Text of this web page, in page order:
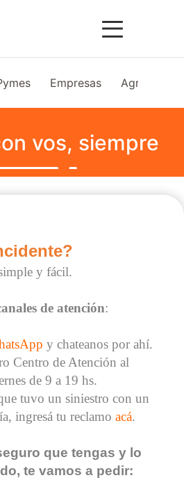
Empresas Agro
vos, siempre
y fácil.
de atención:
y chateanos por ahí.
Centro de Atención al
de 9 a 19 hs.
tuvo un siniestro con un
ingresá tu reclamo acá.
que tengas y lo
te vamos a pedir: